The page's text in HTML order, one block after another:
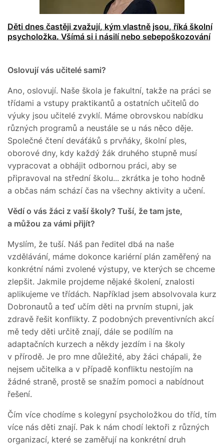
Děti dnes častěji zvažují, kým vlastně jsou, říká školní
psycholožka. Všímá si i násilí nebo sebepoškozování
Oslovují vás učitelé sami?
Ano, oslovují. Naše škola je fakultní, takže na práci se
třídami a vstupy praktikantů a ostatních učitelů do
výuky jsou učitelé zvyklí. Máme obrovskou nabídku
různých programů a neustále se u nás něco děje.
Společné čtení deváťáků s prvňáky, školní ples,
oborové dny, kdy každý žák druhého stupně musí
vypracovat a obhájit odbornou práci, aby se
připravoval na střední školu... zkrátka je toho hodně
a občas nám schází čas na všechny aktivity a učení.
Vědí o vás žáci z vaší školy? Tuší, že tam jste,
a můžou za vámi přijít?
Myslím, že tuší. Náš pan ředitel dbá na naše
vzdělávání, máme dokonce kariérní plán zaměřený na
konkrétní námi zvolené výstupy, ve kterých se chceme
zlepšit. Jakmile projdeme nějaké školení, znalosti
aplikujeme ve třídách. Například jsem absolvovala kurz
Dobronautů a teď učím děti na prvním stupni, jak
zdravě řešit konflikty. Z podobných preventivních akcí
mě tedy děti určitě znají, dále se podílím na
adaptačních kurzech a někdy jezdím i na školy
v přírodě. Je pro mne důležité, aby žáci chápali, že
nejsem učitelka a v případě konfliktu nestojím na
žádné straně, prostě se snažím pomoci a nabídnout
řešení.
Čím více chodíme s kolegyní psycholožkou do tříd, tím
více nás děti znají. Pak k nám chodí lektoři z různých
organizací, které se zaměřují na konkrétní druh